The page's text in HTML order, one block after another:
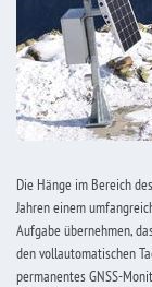
Die Hänge im Bereich
Jahren einem
Aufgabe übernehmen,
den vollautomatischen
permanentes GNSS-